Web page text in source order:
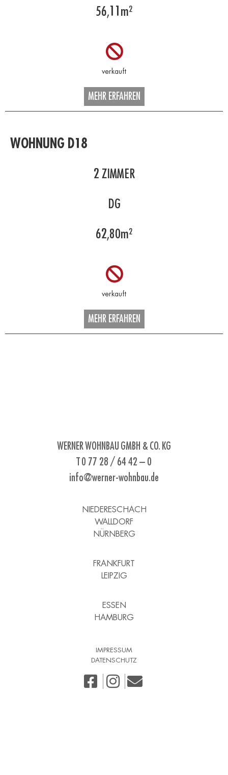
56,11 m²
MEHR ERFAHREN
WOHNUNG D18
2 ZIMMER
DG
62,80m²
MEHR ERFAHREN
WERNER WOHNBAU GMBH & CO. KG
T 0 77 28 / 64 42 – 0
info@werner-wohnbau.de
NIEDERESCHACH
WALLDORF
NÜRNBERG
FRANKFURT
LEIPZIG
ESSEN
HAMBURG
IMPRESSUM
DATENSCHUTZ